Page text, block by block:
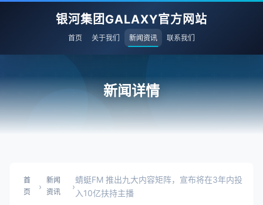
银河集团GALAXY官方网站
首页 关于我们 新闻资讯 联系我们
新闻详情
首
页
›
新闻
资讯
›
蜻蜓FM 推出九大内容矩阵，宣布将在3年内投
入10亿扶持主播